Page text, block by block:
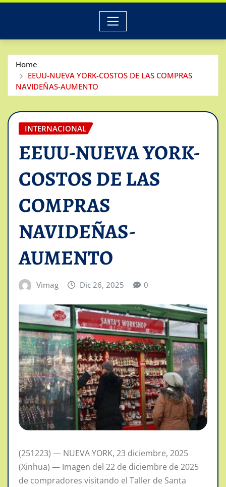
Home
EEUU-NUEVA YORK-COSTOS DE LAS COMPRAS
NAVIDEÑAS-AUMENTO
INTERNACIONAL
EEUU-NUEVA YORK-
COSTOS DE LAS
COMPRAS
NAVIDEÑAS-
AUMENTO
Vimag Dic 26, 2025 0
(251223) — NUEVA YORK, 23 diciembre, 2025
(Xinhua) — Imagen del 22 de diciembre de 2025
de compradores visitando el Taller de Santa